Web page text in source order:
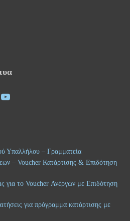
Υπαλλήλου – Γραμματεία
– Voucher Κατάρτισης & Επιδότηση
για το Voucher Ανέργων με Επιδότηση
για πρόγραμμα κατάρτισης με